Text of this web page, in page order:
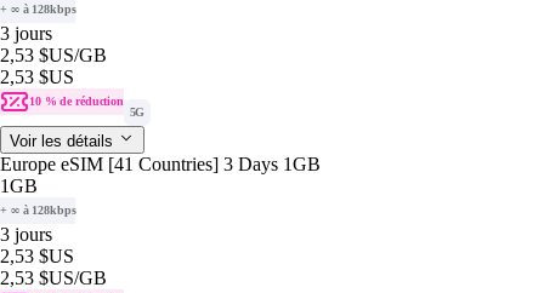
+ ∞ à 128kbps
3 jours
2,53 $US/GB
2,53 $US
10 % de réduction
5G
Voir les détails
Europe eSIM [41 Countries] 3 Days 1GB
1GB
+ ∞ à 128kbps
3 jours
2,53 $US
2,53 $US/GB